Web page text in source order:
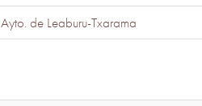
Ayto. de Leaburu-Txarama